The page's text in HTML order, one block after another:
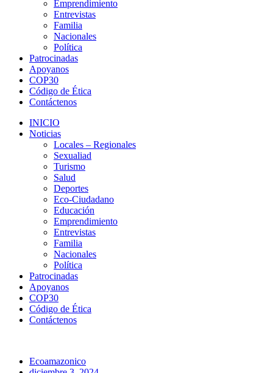
Emprendimiento
Entrevistas
Familia
Nacionales
Política
Patrocinadas
Apoyanos
COP30
Código de Ética
Contáctenos
INICIO
Noticias
Locales – Regionales
Sexualiad
Turismo
Salud
Deportes
Eco-Ciudadano
Educación
Emprendimiento
Entrevistas
Familia
Nacionales
Política
Patrocinadas
Apoyanos
COP30
Código de Ética
Contáctenos
Ecoamazonico